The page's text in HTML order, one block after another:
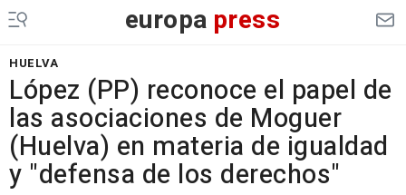
europa press
HUELVA
López (PP) reconoce el papel de
las asociaciones de Moguer
(Huelva) en materia de igualdad
y "defensa de los derechos"